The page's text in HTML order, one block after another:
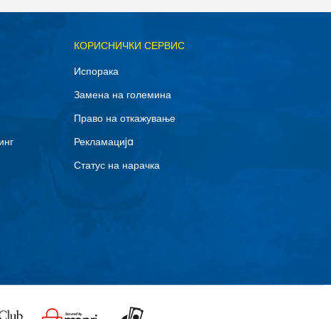
КОРИСНИЧКИ СЕРВИС
Испорака
Замена на големина
Право на откажување
Рекламациja
Статус на нарачка